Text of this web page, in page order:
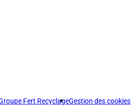
Fert RecyclageGestion des cookies